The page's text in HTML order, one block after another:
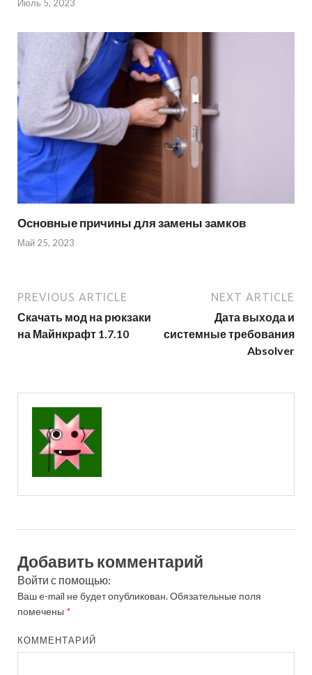
Июль 5, 2023
Основные причины для замены замков
Май 25, 2023
PREVIOUS ARTICLE
Скачать мод на рюкзаки
на Майнкрафт 1.7.10
NEXT ARTICLE
Дата выхода и
системные требования
Absolver
Добавить комментарий
Войти с помощью:
Ваш e-mail не будет опубликован.Обязательные поля
помечены *
КОММЕНТАРИЙ